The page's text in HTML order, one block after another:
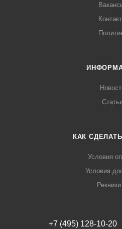
КАК
Условия
Условия
+7 (495) 128-10-20